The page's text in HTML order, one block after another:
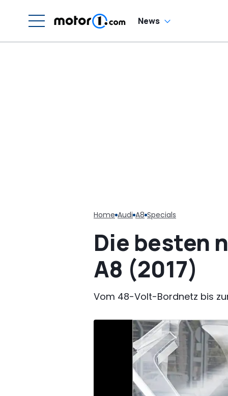
News
Home Audi A8 Specials
Die besten
A8 (2017)
Vom 48-Volt-Bordnetz bis